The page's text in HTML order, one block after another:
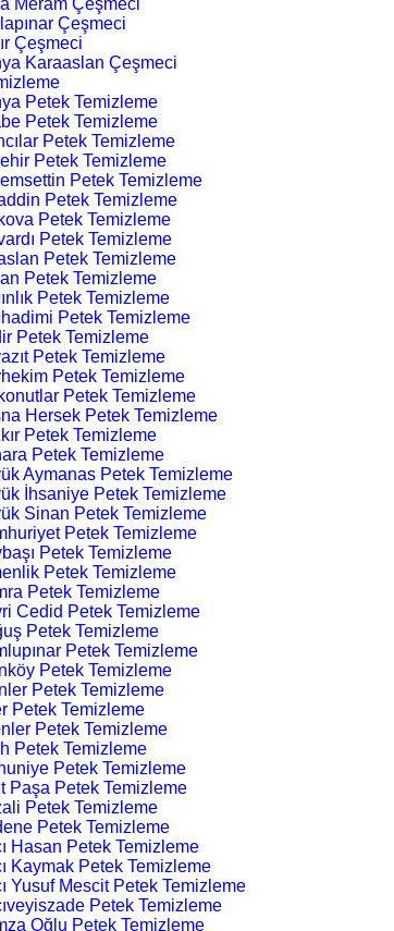
Meram Çeşmeci
Çeşmeci
Çeşmeci
Karaaslan Çeşmeci
Petek Temizleme
Petek Temizleme
Petek Temizleme
Petek Temizleme
Petek Temizleme
Petek Temizleme
Petek Temizleme
Petek Temizleme
Petek Temizleme
Petek Temizleme
Petek Temizleme
Petek Temizleme
Petek Temizleme
Petek Temizleme
Petek Temizleme
Petek Temizleme
Hersek Petek Temizleme
Petek Temizleme
Petek Temizleme
Aymanas Petek Temizleme
İhsaniye Petek Temizleme
Sinan Petek Temizleme
Petek Temizleme
Petek Temizleme
Petek Temizleme
Petek Temizleme
Cedid Petek Temizleme
Petek Temizleme
Petek Temizleme
Petek Temizleme
Petek Temizleme
Petek Temizleme
Petek Temizleme
Petek Temizleme
Petek Temizleme
Paşa Petek Temizleme
Petek Temizleme
Petek Temizleme
Hasan Petek Temizleme
Kaymak Petek Temizleme
Yusuf Mescit Petek Temizleme
Petek Temizleme
Oğlu Petek Temizleme